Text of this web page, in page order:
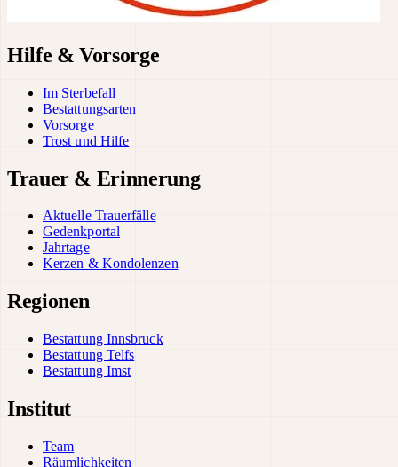
Hilfe & Vorsorge
Im Sterbefall
Bestattungsarten
Vorsorge
Trost und Hilfe
Trauer & Erinnerung
Aktuelle Trauerfälle
Gedenkportal
Jahrtage
Kerzen & Kondolenzen
Regionen
Bestattung Innsbruck
Bestattung Telfs
Bestattung Imst
Institut
Team
Räumlichkeiten